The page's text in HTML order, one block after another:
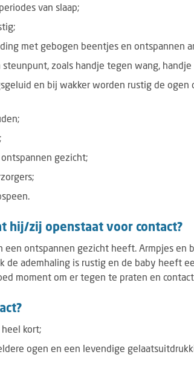
van slaap;
met gebogen beentjes en ontspannen
zoals handje tegen wang,
en bij wakker worden rustig de
gezicht;
hij/zij openstaat voor contact?
een ontspannen gezicht heeft. Armpjes en
de ademhaling is rustig en de baby heeft
moment om er tegen te praten en
kort;
ogen en een levendige